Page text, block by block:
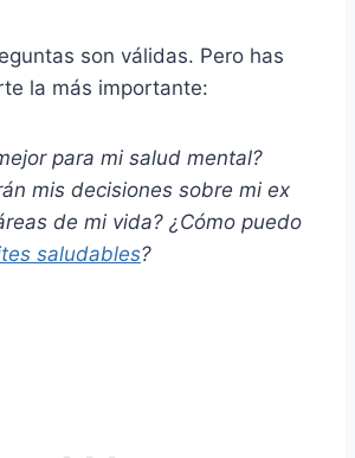
son válidas. Pero has
la más importante:
para mi salud mental?
mis decisiones sobre mi ex
de mi vida? ¿Cómo puedo
saludables?